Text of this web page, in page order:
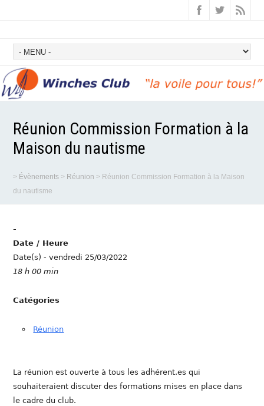
Réunion Commission Formation à la
Maison du nautisme
> Évènements > Réunion > Réunion Commission Formation à la Maison
du nautisme
-
Date / Heure
Date(s) - vendredi 25/03/2022
18 h 00 min
Catégories
Réunion
La réunion est ouverte à tous les adhérent.es qui
souhaiteraient discuter des formations mises en place dans
le cadre du club.